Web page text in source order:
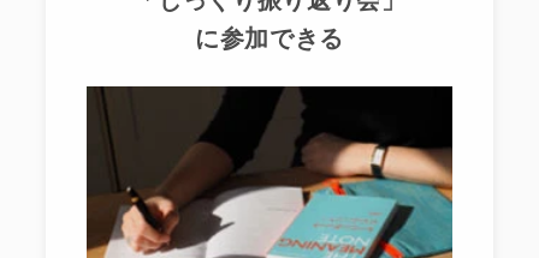
に参加できる